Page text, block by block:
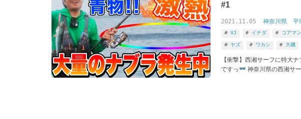
#1
2021.11.05 神奈川県 平
VJ イナダ コアマ
ヤズ ワカシ 大磯
【衝撃】西湘サーフに特大
ですっ
神奈川県の西湘サ